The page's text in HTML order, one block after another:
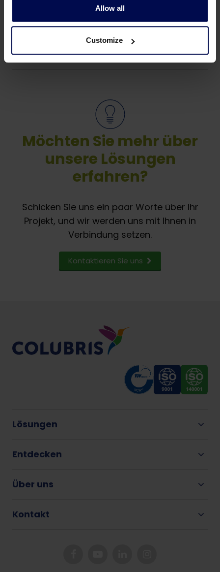
Allow all
Customize
aus Kommissionierbändern und
Falltrichtern.
Möchten Sie mehr über
unsere Lösungen
erfahren?
Schicken Sie uns ein paar Worte über Ihr
Projekt, und wir werden uns mit Ihnen in
Verbindung setzen.
Kontaktieren Sie uns
Lösungen
Entdecken
Über uns
Kontakt